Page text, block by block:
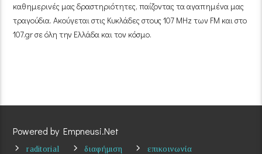
καθημερινές μας δραστηριότητες, παίζοντας τα αγαπημένα μας
τραγούδια. Ακούγεται στις Κυκλάδες στους 107 MHz των FM και στο
107.gr σε όλη την Ελλάδα και τον κόσμο.
Powered by Empneusi.Net
raditorial διαφήμιση επικοινωνία